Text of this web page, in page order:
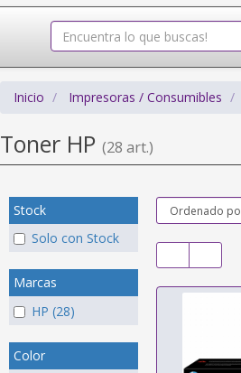
Inicio Impresoras / Consumibles
Toner HP (28 art.)
Stock
Solo con Stock
Marcas
HP (28)
Color